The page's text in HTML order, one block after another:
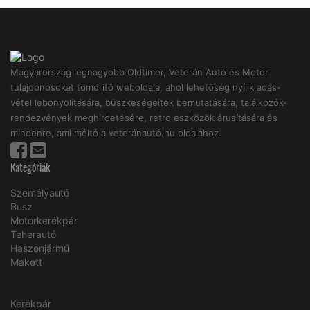
Magyarország legnagyobb Oldtimer, Veterán Autó és Motor
tulajdonosokat tömörítő weboldala, ahol lehetőség nyílik adás-
vétel lebonyolitására, büszkeségeitek bemutatására, találkozók-
rendezvények meghirdetésére, retro eszközök árusítására és
mindenre, ami méltó a veteránautó.hu oldalához.
Kategóriák
Személyautó
Busz
Motorkerékpár
Teherautó
Haszonjármű
Makett
Kerékpár